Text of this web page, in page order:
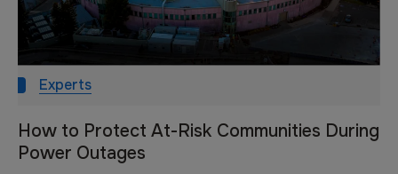
Experts
How to Protect At-Risk Communities During
Power Outages